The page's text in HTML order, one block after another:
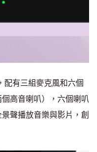
配有三組麥克風和六個
高音喇叭），六個喇叭
聲播放音樂與影片，創